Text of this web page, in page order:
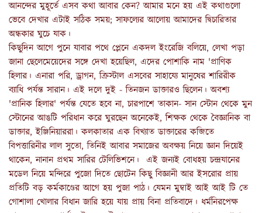
আনন্দের মুহূর্তে এসব কথা আবার কেন? আমার মনে হয় এই কথাগুলো
ভেবে দেখার এটাই সঠিক সময়; সাফল্যের আলোয় আমাদের দ্বিচারিতার
অন্ধকার ঘুচে যাক।
কিছুদিন আগে পুনে যাবার পথে প্লেনে একদল ইংরেজি বলিয়ে, লেখা পড়া
জানা ছেলেমেয়েদের সঙ্গে দেখা হয়েছিল, এদের পোশাকি নাম 'প্রাণিক
হিলার। এনারা পরি, ড্রাগন, ক্রিস্টাল এসবের সাহায্যে মানুষের শারিরীক
ব্যাধি পর্যন্ত সারান। এই দলে দুই - তিনজন ডাক্তারও ছিলেন। অবশ্য
'প্রানিক হিলার' পর্যন্ত যেতে হবে না, চারপাশে তাকান- সান স্টোন থেকে মুন
স্টোনের আঙটি পরিধান করে ঘুরছেন অনেকেই, শিক্ষক থেকে বৈজ্ঞানিক বা
ডাক্তার, ইঞ্জিনিয়াররা। কলকাতার এক বিখ্যাত ডাক্তারের কব্জিতে
বিপত্তারিনীর লাল সুতো, তিনিই আবার সমাজের অবক্ষয় নিয়ে জ্ঞান দিয়েই
থাকেন, নানান প্রথম সারির টেলিভিশনে। এই জন্যই বোধহয় চন্দ্রযানের
মডেল নিয়ে মন্দিরে পুজো দিতে ছোটেন কিছু বিজ্ঞানী আর ইসরোর প্রায়
প্রতিটি বড় কর্মকাণ্ডের আগে হয় পুজা পাঠ। যেমন মুম্বাই আই আই টি তে
গোশালা খোলার বিধান জারি হয়ে যায় প্রায় বিনা প্রতিবাদে। ধর্মনিরপেক্ষ